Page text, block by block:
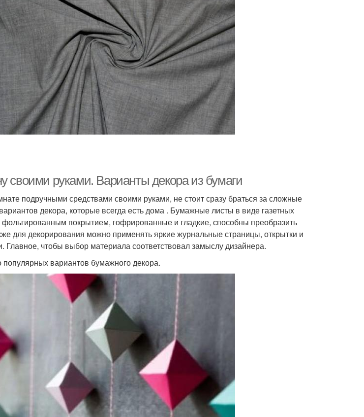
своими руками. Варианты декора из бумаги
подручными средствами своими руками, не стоит сразу браться за сложные
декора, которые всегда есть дома . Бумажные листы в виде газетных
покрытием, гофрированные и гладкие, способны преобразить
для декорирования можно применять яркие журнальные страницы, открытки и
Главное, чтобы выбор материала соответствовал замыслу дизайнера.
вариантов бумажного декора.